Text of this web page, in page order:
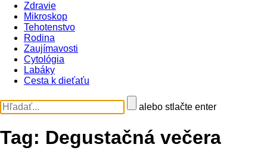
Zdravie
Mikroskop
Tehotenstvo
Rodina
Zaujímavosti
Cytológia
Labáky
Cesta k dieťaťu
alebo stlačte enter
Tag: Degustačná večera